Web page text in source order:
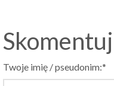
Skomentuj
Twoje imię / pseudonim:*